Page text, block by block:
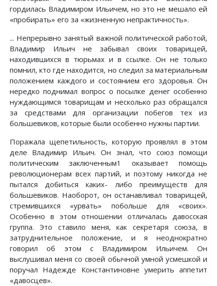
гордилась Владимиром Ильичем, но это не мешало ей
«пробирать» его за «жизненную непрактичность».
... Непрерывно занятый важной политической работой,
Владимир Ильич не забывал своих товарищей,
находившихся в тюрьмах и в ссылке. Он не только
помнил, кто где находится, но следил за материальным
положением каждого и состоянием его здоровья. Он
нередко поднимал вопрос о посылке денег особенно
нуждающимся товарищам и несколько раз обращался
за средствами для организации побегов тех из
большевиков, которые были особенно нужны партии.
Поражала щепетильность, которую проявлял в этом
деле Владимир Ильич. Он знал, что союз помощи
политическим заключенным1 оказывает помощь
революционерам всех партий, и поэтому никогда не
пытался добиться каких- либо преимуществ для
большевиков. Наоборот, он останавливал товарищей,
стремившихся «урвать» побольше для «своих».
Особенно в этом отношении отличалась давосская
группа. Это ставило меня, как секретаря союза, в
затруднительное положение, и я неоднократно
говорил об этом с Владимиром Ильичем. Он
выслушивал меня со своей обычной умной усмешкой и
поручал Надежде Константиновне умерить аппетит
«давосцев».